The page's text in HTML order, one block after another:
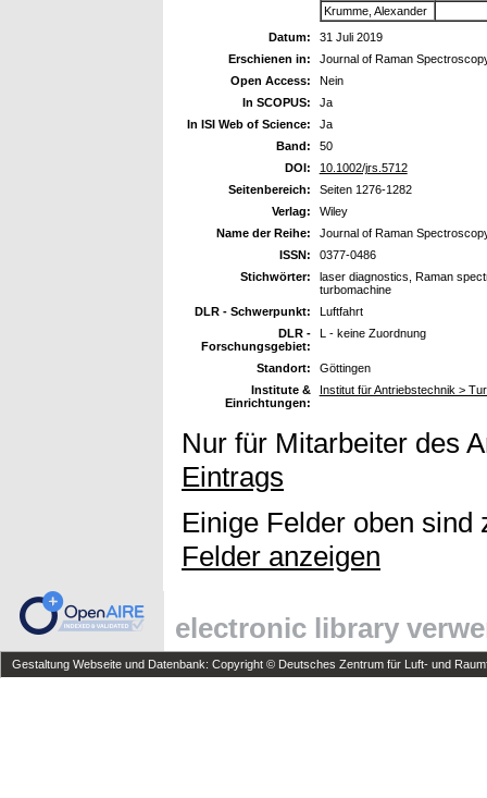
Krumme, Alexander
Datum:
31 Juli 2019
Erschienen in:
Journal of Raman
Open Access:
Nein
In SCOPUS:
Ja
In ISI Web of Science:
Ja
Band:
50
DOI:
10.1002/jrs.5712
Seitenbereich:
Seiten 1276-1282
Verlag:
Wiley
Name der Reihe:
Journal of Raman
ISSN:
0377-0486
Stichwörter:
laser diagnostics, Raman
turbomachine
DLR - Schwerpunkt:
Luftfahrt
DLR -
Forschungsgebiet:
L - keine Zuordnung
Standort:
Göttingen
Institute &
Einrichtungen:
Institut für Antriebstechnik >
Nur für Mitarbeiter des
Eintrags
Einige Felder oben
Felder anzeigen
electronic library
Gestaltung Webseite und Datenbank: Copyright © Deutsches Zentrum für Luft- und